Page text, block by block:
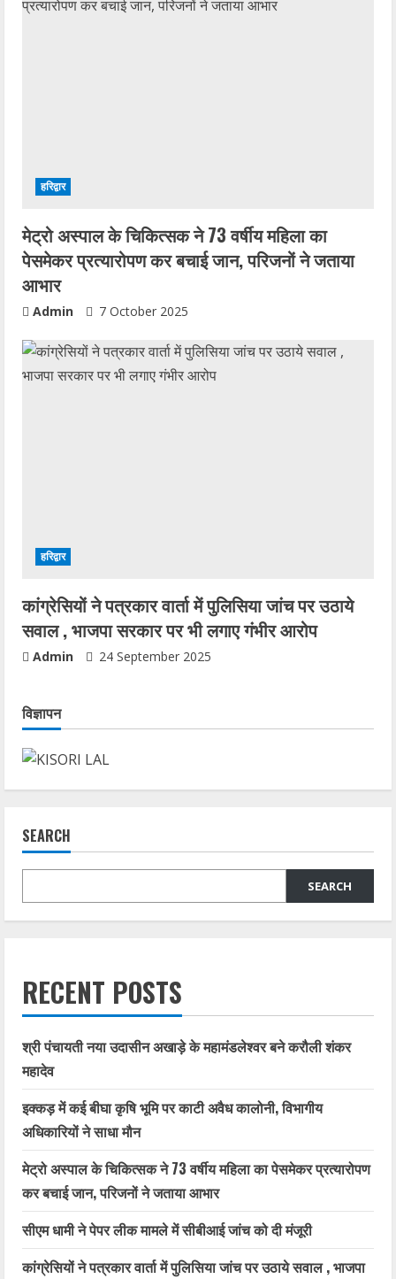
हरिद्वार
मेट्रो अस्पाल के चिकित्सक ने 73 वर्षीय महिला का
पेसमेकर प्रत्यारोपण कर बचाई जान, परिजनों ने जताया
आभार
Admin 7 October 2025
हरिद्वार
कांग्रेसियों ने पत्रकार वार्ता में पुलिसिया जांच पर उठाये
सवाल , भाजपा सरकार पर भी लगाए गंभीर आरोप
Admin 24 September 2025
विज्ञापन
SEARCH
SEARCH
RECENT POSTS
श्री पंचायती नया उदासीन अखाड़े के महामंडलेश्वर बने करौली शंकर
महादेव
इक्कड़ में कई बीघा कृषि भूमि पर काटी अवैध कालोनी, विभागीय
अधिकारियों ने साधा मौन
मेट्रो अस्पाल के चिकित्सक ने 73 वर्षीय महिला का पेसमेकर प्रत्यारोपण
कर बचाई जान, परिजनों ने जताया आभार
सीएम धामी ने पेपर लीक मामले में सीबीआई जांच को दी मंजूरी
कांग्रेसियों ने पत्रकार वार्ता में पुलिसिया जांच पर उठाये सवाल , भाजपा